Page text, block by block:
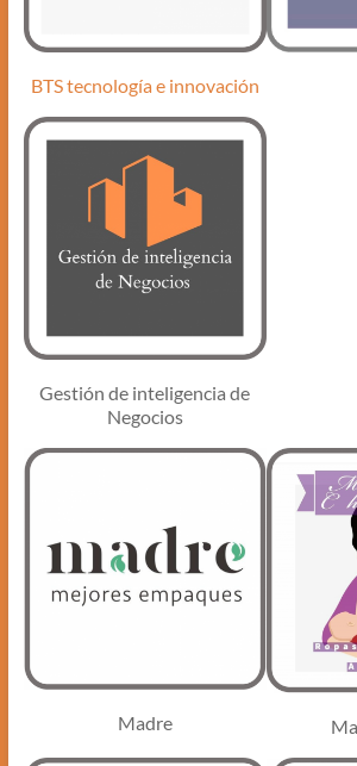
BTS tecnología e innovación
Gestión de inteligencia de
Negocios
Madre